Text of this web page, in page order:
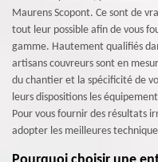
Maurens Scopont. Ce sont de
tout leur possible afin de vous
gamme. Hautement qualifiés
artisans couvreurs sont en
du chantier et la spécificité de
leurs dispositions les
Pour vous fournir des résultats
adopter les meilleures